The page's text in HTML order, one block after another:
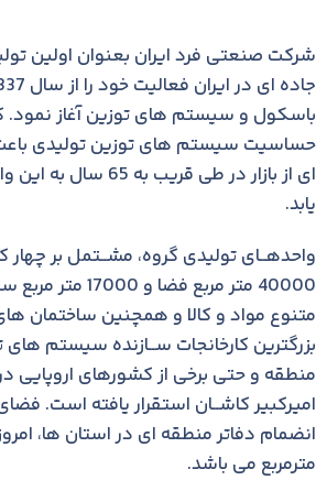
شركت صنعتی فرد ايران بعنوان اولين
باسكول و سيستم های توزين آغاز
حساسيت سيستم های توزين توليدی
ای از بازار در طی
يابد.
واحدهــای توليدی گروه، مشــتمل بر چهار
40000 متر مربع
متنوع مواد و کالا و همچنين ساختمان
بزرگترين کارخانجات ســازنده سيستم
منطقه و حتی برخی از کشورهای
اميرکبير کاشــان استقرار يافته است.
انضمام دفاتر منطقه ای در استان ها،
مترمربع می باشد.